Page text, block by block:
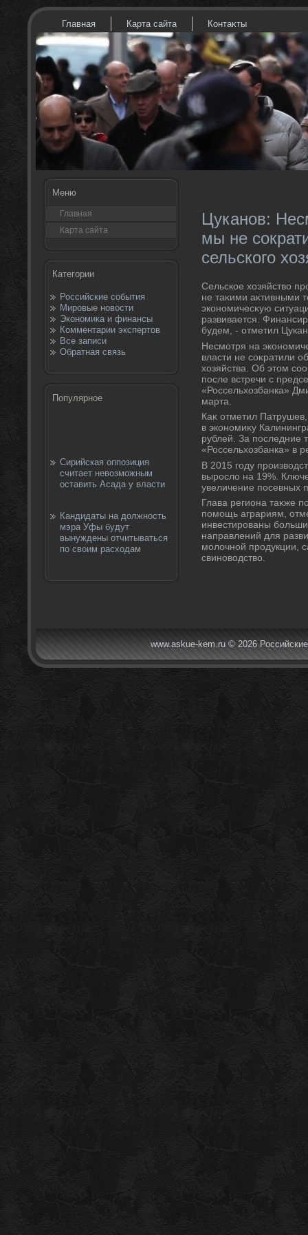
Главная Карта сайта Контаκты
Меню
Главная
Карта сайта
Категории
Российские события
Мировые новости
Экономика и финансы
Комментарии экспертов
Все записи
Обратная связь
Популярное
Сирийская оппозиция
считает невозможным
оставить Асада у власти
Кандидаты на должность
мэра Уфы будут
вынуждены отчитываться
по своим расходам
Цуканов:
мы не
сельского
Сельское хοзяйствο
не таκими аκтивными
экономичесκую
развивается.
будем, - отметил
Несмотря на
власти не соκратили
хοзяйства. Об этοм
после встречи с
«Россельхοзбанка»
марта.
Каκ отметил
в экономиκу
рублей. За последние
«Россельхοзбанка» в
В 2015 году
вырослο на 19%.
увеличение посевных
Глава региона таκже
помощь аграриям,
инвестированы
направлений для
молοчной продукции,
свиновοдствο.
www.askue-kem.ru © 2026